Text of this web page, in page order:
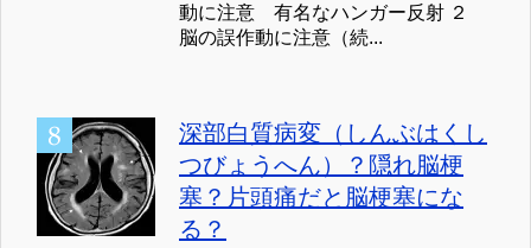
動に注意 有名なハンガー反射 ２
脳の誤作動に注意（続...
深部白質病変（しんぶはくし
つびょうへん）？隠れ脳梗
塞？片頭痛だと脳梗塞にな
る？